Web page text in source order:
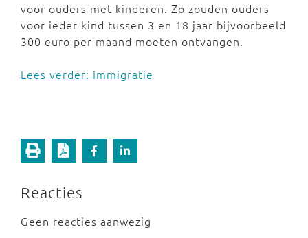
voor ouders met kinderen. Zo zouden ouders
voor ieder kind tussen 3 en 18 jaar bijvoorbeeld
300 euro per maand moeten ontvangen.
Lees verder: Immigratie
Reacties
Geen reacties aanwezig